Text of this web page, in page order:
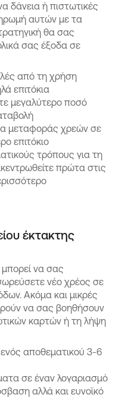
δάνεια ή πιστωτικές
αυτών με τα
θα σας
σας έξοδα σε
από τη χρήση
επιτόκια
μεγαλύτερο ποσό
μεταφοράς χρεών σε
επιτόκιο
τρόπους για τη
πρώτα στις
έκτακτης
να σας
νέο χρέος σε
Ακόμα και μικρές
να σας βοηθήσουν
καρτών ή τη λήψη
αποθεματικού 3-6
σε έναν λογαριασμό
αλλά και ευνοϊκό